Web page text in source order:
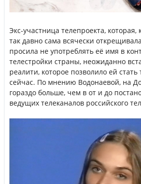
Экс-участница телепроекта, которая,
так давно сама всячески
просила не употреблять её имя в
телестройки страны, неожиданно
реалити, которое позволило ей стать
сейчас. По мнению Водонаевой, на
гораздо больше, чем в от и до
ведущих телеканалов российского